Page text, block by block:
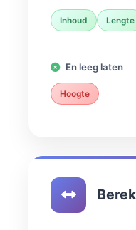
Inhoud Lengte
En leeg laten
Hoogte